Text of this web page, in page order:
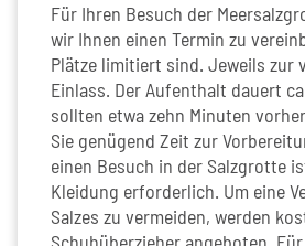
Für Ihren Besuch der
wir Ihnen einen Termin zu
Plätze limitiert sind. Jeweils zur
Einlass. Der Aufenthalt dauert
sollten etwa zehn Minuten
Sie genügend Zeit zur
einen Besuch in der Salzgrotte
Kleidung erforderlich. Um eine
Salzes zu vermeiden, werden